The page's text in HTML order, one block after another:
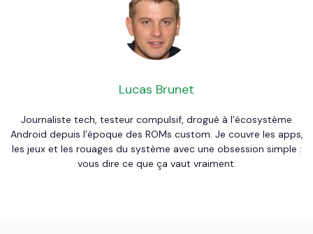
Lucas Brunet
Journaliste tech, testeur compulsif, drogué à l’écosystème
Android depuis l’époque des ROMs custom. Je couvre les apps,
les jeux et les rouages du système avec une obsession simple :
vous dire ce que ça vaut vraiment.